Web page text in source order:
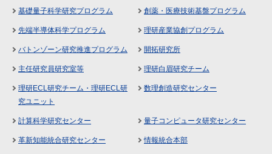
基礎量子科学研究プログラム 創薬・医療技術基盤プログラム
先端半導体科学プログラム 理研産業協創プログラム
バトンゾーン研究推進プログラム 開拓研究所
主任研究員研究室等 理研白眉研究チーム
理研ECL研究チーム・理研ECL研
究ユニット
数理創造研究センター
計算科学研究センター 量子コンピュータ研究センター
革新知能統合研究センター 情報統合本部